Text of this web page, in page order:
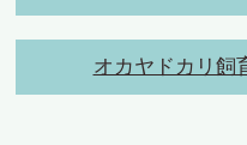
オカヤドカリ飼